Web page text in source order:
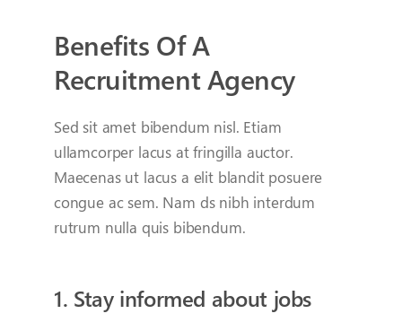
Benefits Of A
Recruitment Agency
Sed sit amet bibendum nisl. Etiam
ullamcorper lacus at fringilla auctor.
Maecenas ut lacus a elit blandit posuere
congue ac sem. Nam ds nibh interdum
rutrum nulla quis bibendum.
1. Stay informed about jobs